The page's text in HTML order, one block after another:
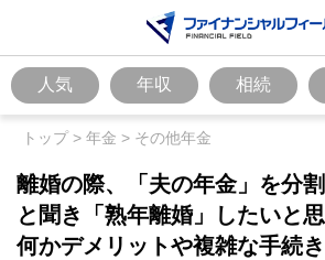
人気 年収 相続
トップ> 年金 > その他年金
離婚の際、「夫の年金」を分
と聞き「熟年離婚」したいと思
何かデメリットや複雑な手続